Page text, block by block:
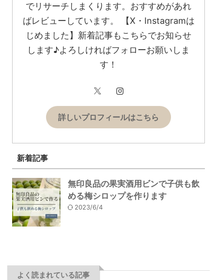
でリサーチしまくります。おすすめがあれ
ばレビューしています。 【X・Instagramは
じめました】新着記事もこちらでお知らせ
します♪よろしければフォローお願いしま
す！
詳しいプロフィールはこちら
新着記事
無印良品の果実酒用ビンで子供も飲
める梅シロップを作ります
2023/6/4
よく読まれている記事